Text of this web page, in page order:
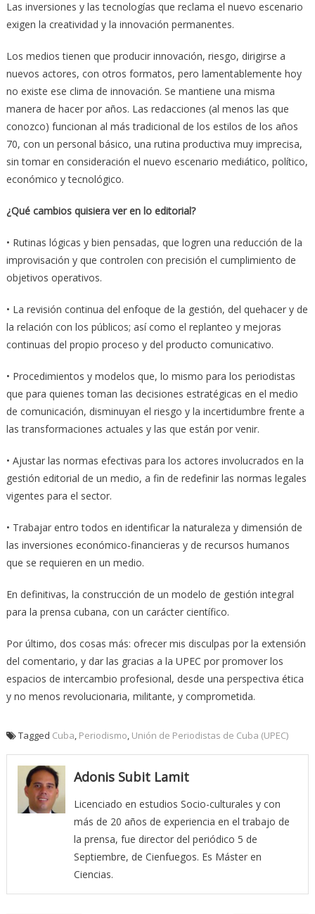
Las inversiones y las tecnologías que reclama el nuevo escenario
exigen la creatividad y la innovación permanentes.
Los medios tienen que producir innovación, riesgo, dirigirse a
nuevos actores, con otros formatos, pero lamentablemente hoy
no existe ese clima de innovación. Se mantiene una misma
manera de hacer por años. Las redacciones (al menos las que
conozco) funcionan al más tradicional de los estilos de los años
70, con un personal básico, una rutina productiva muy imprecisa,
sin tomar en consideración el nuevo escenario mediático, político,
económico y tecnológico.
¿Qué cambios quisiera ver en lo editorial?
• Rutinas lógicas y bien pensadas, que logren una reducción de la
improvisación y que controlen con precisión el cumplimiento de
objetivos operativos.
• La revisión continua del enfoque de la gestión, del quehacer y de
la relación con los públicos; así como el replanteo y mejoras
continuas del propio proceso y del producto comunicativo.
• Procedimientos y modelos que, lo mismo para los periodistas
que para quienes toman las decisiones estratégicas en el medio
de comunicación, disminuyan el riesgo y la incertidumbre frente a
las transformaciones actuales y las que están por venir.
• Ajustar las normas efectivas para los actores involucrados en la
gestión editorial de un medio, a fin de redefinir las normas legales
vigentes para el sector.
• Trabajar entro todos en identificar la naturaleza y dimensión de
las inversiones económico-financieras y de recursos humanos
que se requieren en un medio.
En definitivas, la construcción de un modelo de gestión integral
para la prensa cubana, con un carácter científico.
Por último, dos cosas más: ofrecer mis disculpas por la extensión
del comentario, y dar las gracias a la UPEC por promover los
espacios de intercambio profesional, desde una perspectiva ética
y no menos revolucionaria, militante, y comprometida.
Tagged Cuba, Periodismo, Unión de Periodistas de Cuba (UPEC)
Adonis Subit Lamit
Licenciado en estudios Socio-culturales y con
más de 20 años de experiencia en el trabajo de
la prensa, fue director del periódico 5 de
Septiembre, de Cienfuegos. Es Máster en
Ciencias.